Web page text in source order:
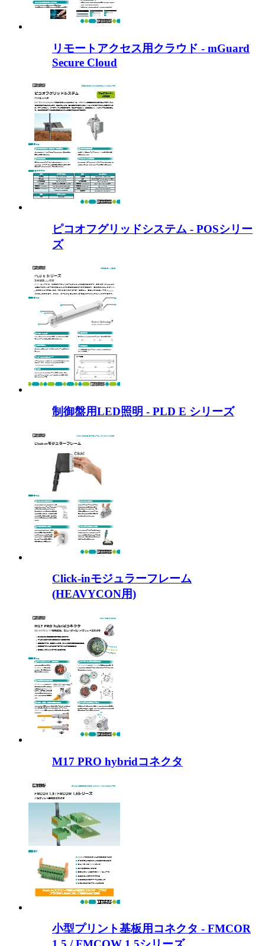
リモートアクセス用クラウド - mGuard
Secure Cloud
ピコオフグリッドシステム - POSシリー
ズ
制御盤用LED照明 - PLD E シリーズ
Click-inモジュラーフレーム
(HEAVYCON用)
M17 PRO hybridコネクタ
小型プリント基板用コネクタ - FMCOR